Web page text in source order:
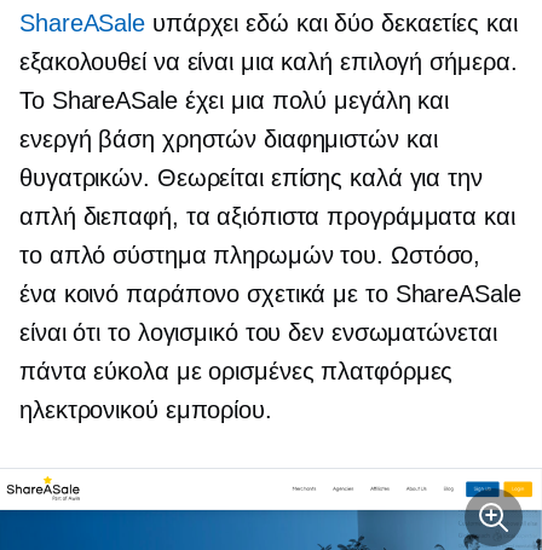
ShareASale υπάρχει εδώ και δύο δεκαετίες και
εξακολουθεί να είναι μια καλή επιλογή σήμερα.
Το ShareASale έχει μια πολύ μεγάλη και
ενεργή βάση χρηστών διαφημιστών και
θυγατρικών. Θεωρείται επίσης καλά για την
απλή διεπαφή, τα αξιόπιστα προγράμματα και
το απλό σύστημα πληρωμών του. Ωστόσο,
ένα κοινό παράπονο σχετικά με το ShareASale
είναι ότι το λογισμικό του δεν ενσωματώνεται
πάντα εύκολα με ορισμένες πλατφόρμες
ηλεκτρονικού εμπορίου.